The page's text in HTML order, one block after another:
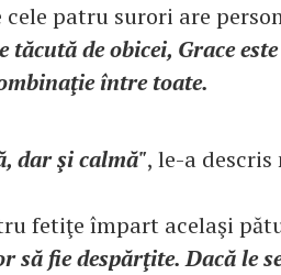
patru surori are
tăcută de obicei, Grace
între toate.
dar şi calmă", le-a descris
fetiţe împart acelaşi
să fie despărţite. Dacă le